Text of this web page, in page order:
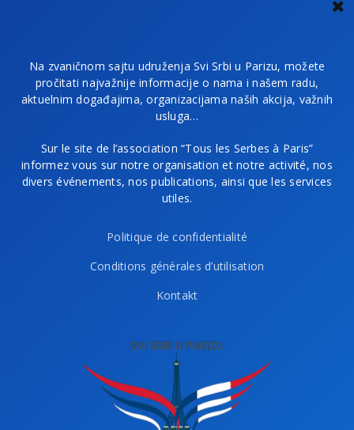
Na zvaničnom sajtu udruženja Svi Srbi u Parizu, možete
pročitati najvažnije informacije o nama i našem radu,
aktuelnim događajima, organizacijama naših akcija, važnih
usluga…
Sur le site de l’association “Tous les Serbes à Paris”
informez vous sur notre organisation et notre activité, nos
divers événements, nos publications, ainsi que les services
utiles.
Politique de confidentialité
Conditions générales d’utilisation
Kontakt